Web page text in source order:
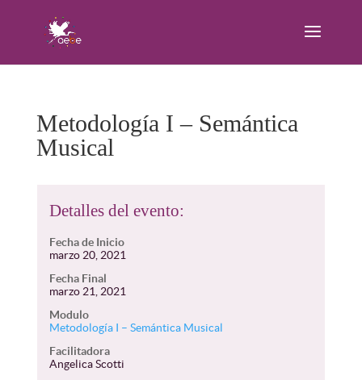
Metodología I – Semántica
Musical
Detalles del evento:
Fecha de Inicio
marzo 20, 2021
Fecha Final
marzo 21, 2021
Modulo
Metodología I – Semántica Musical
Facilitadora
Angelica Scotti